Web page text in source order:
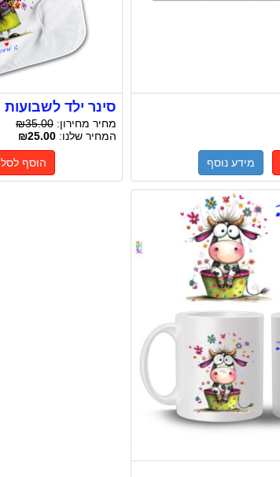
מידע נוסף
סינר ילד לשבועות
מחיר מחירון: ₪35.00
המחיר שלנו: ₪25.00
הוסף לסל